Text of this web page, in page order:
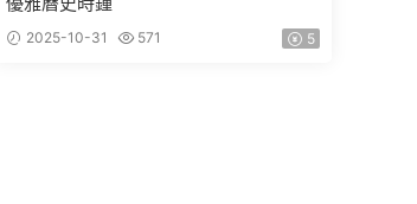
2025-10-31 571 5